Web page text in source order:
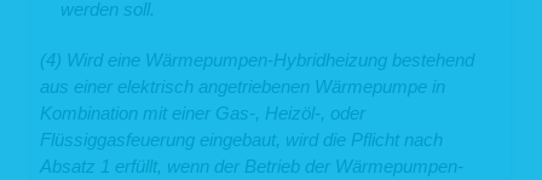
werden soll.
(4) Wird eine Wärmepumpen-Hybridheizung bestehend
aus einer elektrisch angetriebenen Wärmepumpe in
Kombination mit einer Gas-, Heizöl-, oder
Flüssiggasfeuerung eingebaut, wird die Pflicht nach
Absatz 1 erfüllt, wenn der Betrieb der Wärmepumpen-
den jeweils einschlägigen gesetzlichen Aufbewahrungsfristen (z.B. aus dem
Handelsrecht und dem Steuerrecht). Nach Ablauf der jeweiligen Frist werden die
entsprechenden Daten routinemäßig gelöscht. Sofern Daten zur
Vertragserfüllung oder Vertragsanbahnung erforderlich sind oder unsererseits ein
gelöscht, wenn sie zu diesen Zwecken nicht mehr erforderlich sind oder Sie von
Ihrem Widerrufs- oder Widerspruchsrecht Gebrauch gemacht haben.